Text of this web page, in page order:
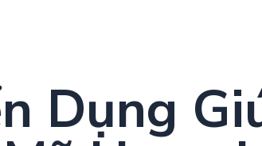
Dụng